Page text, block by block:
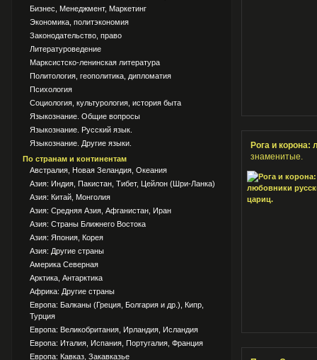
Бизнес, Менеджмент, Маркетинг
Экономика, политэкономия
Законодательство, право
Литературоведение
Марксистско-ленинская литература
Политология, геополитика, дипломатия
Психология
Социология, культурология, история быта
Языкознание. Общие вопросы
Языкознание. Русский язык.
Языкознание. Другие языки.
По странам и континентам
Австралия, Новая Зеландия, Океания
Азия: Индия, Пакистан, Тибет, Цейлон (Шри-Ланка)
Азия: Китай, Монголия
Азия: Средняя Азия, Афганистан, Иран
Азия: Страны Ближнего Востока
Азия: Япония, Корея
Азия: Другие страны
Америка Северная
Арктика, Антарктика
Африка: Другие страны
Европа: Балканы (Греция, Болгария и др.), Кипр,
Турция
Европа: Великобритания, Ирландия, Исландия
Европа: Италия, Испания, Португалия, Франция
Европа: Кавказ, Закавказье
Рога и корона:
знаменитые.